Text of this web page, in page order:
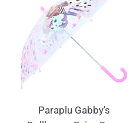
Paraplu Gabby's